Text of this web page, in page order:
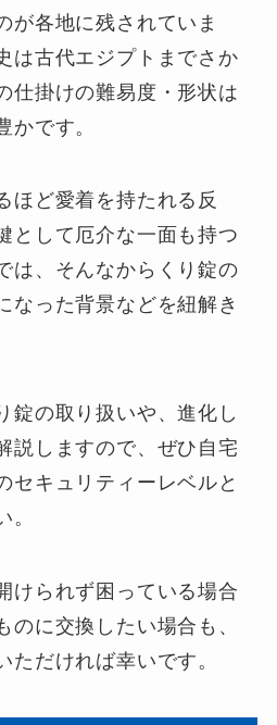
が各地に残されていま
は古代エジプトまでさか
仕掛けの難易度・形状は
かです。
ほど愛着を持たれる反
として厄介な一面も持つ
は、そんなからくり錠の
なった背景などを紐解き
錠の取り扱いや、進化し
説しますので、ぜひ自宅
セキュリティーレベルと
。
けられず困っている場合
のに交換したい場合も、
ただければ幸いです。